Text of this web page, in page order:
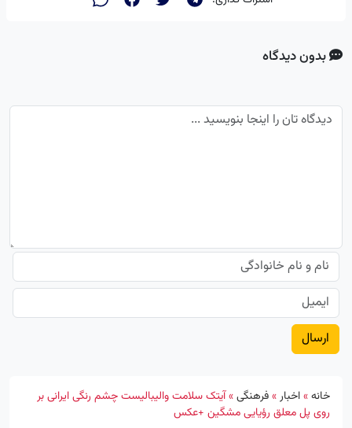
بدون دیدگاه
خانه»اخبار»فرهنگی»آیتک سلامت والیبالیست چشم رنگی ایرانی بر
روی پل معلق رؤیایی مشگین +عکس